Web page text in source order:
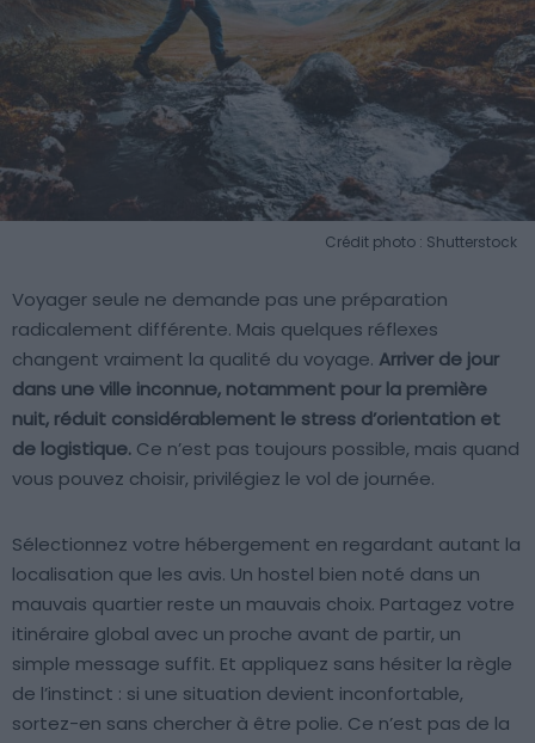
Crédit photo : Shutterstock
Voyager seule ne demande pas une préparation
radicalement différente. Mais quelques réflexes
changent vraiment la qualité du voyage. Arriver de jour
dans une ville inconnue, notamment pour la première
nuit, réduit considérablement le stress d’orientation et
de logistique. Ce n’est pas toujours possible, mais quand
vous pouvez choisir, privilégiez le vol de journée.
Sélectionnez votre hébergement en regardant autant la
localisation que les avis. Un hostel bien noté dans un
mauvais quartier reste un mauvais choix. Partagez votre
itinéraire global avec un proche avant de partir, un
simple message suffit. Et appliquez sans hésiter la règle
de l’instinct : si une situation devient inconfortable,
sortez-en sans chercher à être polie. Ce n’est pas de la